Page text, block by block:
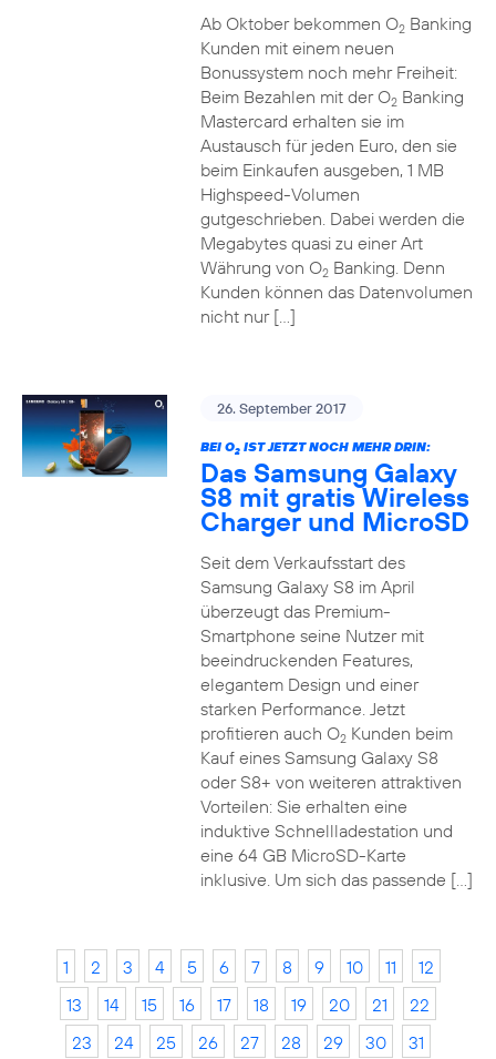
Ab Oktober bekommen O2Banking
Kunden mit einem neuen
Bonussystem noch mehr Freiheit:
Beim Bezahlen mit der O2Banking
Mastercard erhalten sie im
Austausch für jeden Euro, den sie
beim Einkaufen ausgeben, 1 MB
Highspeed-Volumen
gutgeschrieben. Dabei werden die
Megabytes quasi zu einer Art
Währung von O2Banking. Denn
Kunden können das Datenvolumen
nicht nur […]
26. September 2017
BEI O2IST JETZT NOCH MEHR DRIN:
Das Samsung Galaxy
S8 mit gratis Wireless
Charger und MicroSD
Seit dem Verkaufsstart des
Samsung Galaxy S8 im April
überzeugt das Premium-
Smartphone seine Nutzer mit
beeindruckenden Features,
elegantem Design und einer
starken Performance. Jetzt
profitieren auch O2Kunden beim
Kauf eines Samsung Galaxy S8
oder S8+ von weiteren attraktiven
Vorteilen: Sie erhalten eine
induktive Schnellladestation und
eine 64 GB MicroSD-Karte
inklusive. Um sich das passende […]
1 2 3 4 5 6 7 8 9 10 11
12
13
14 15 16 17 18 19 20 21
22
23
24 25 26 27 28 29 30
31